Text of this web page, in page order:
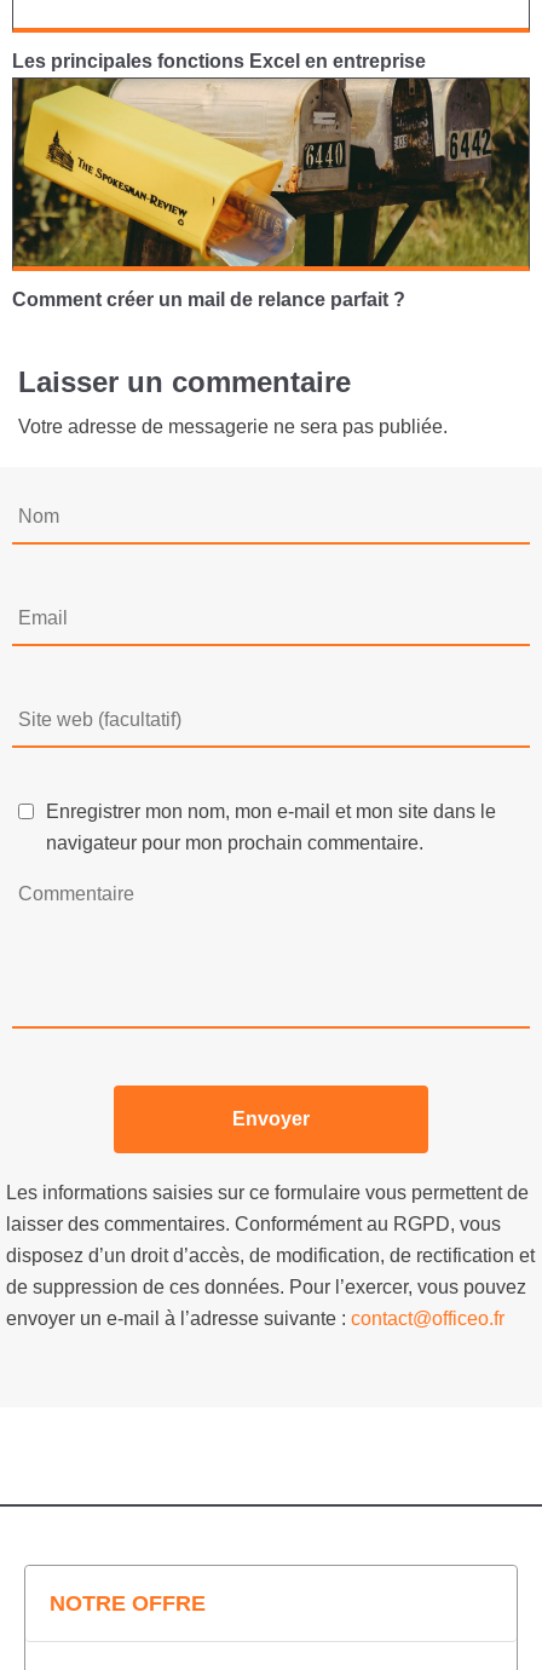
Les principales fonctions Excel en entreprise
Comment créer un mail de relance parfait ?
Laisser un commentaire
Votre adresse de messagerie ne sera pas publiée.
Enregistrer mon nom, mon e-mail et mon site dans le
navigateur pour mon prochain commentaire.
Les informations saisies sur ce formulaire vous permettent de
laisser des commentaires. Conformément au RGPD, vous
disposez d’un droit d’accès, de modification, de rectification et
de suppression de ces données. Pour l’exercer, vous pouvez
envoyer un e-mail à l’adresse suivante : contact@officeo.fr
NOTRE OFFRE